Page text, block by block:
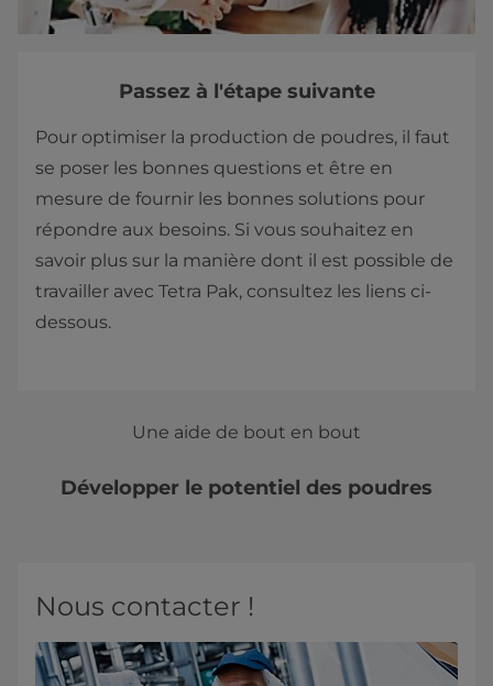
Passez à l'étape suivante
Pour optimiser la production de poudres, il faut
se poser les bonnes questions et être en
mesure de fournir les bonnes solutions pour
répondre aux besoins. Si vous souhaitez en
savoir plus sur la manière dont il est possible de
travailler avec Tetra Pak, consultez les liens ci-
dessous.
Une aide de bout en bout
Développer le potentiel des poudres
Nous contacter !